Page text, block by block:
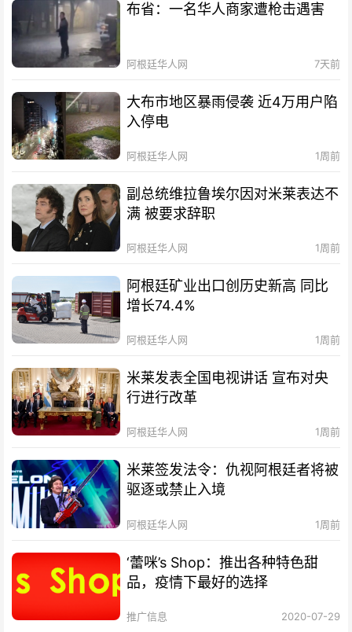
布省：一名华人商家遭枪击遇害
阿根廷华人网 7天前
大布市地区暴雨侵袭 近4万用户陷
入停电
阿根廷华人网 1周前
副总统维拉鲁埃尔因对米莱表达不
满 被要求辞职
阿根廷华人网 1周前
阿根廷矿业出口创历史新高 同比
增长74.4%
阿根廷华人网 1周前
米莱发表全国电视讲话 宣布对央
行进行改革
阿根廷华人网 1周前
米莱签发法令：仇视阿根廷者将被
驱逐或禁止入境
阿根廷华人网 1周前
‘蕾咪’s Shop：推出各种特色甜
品，疫情下最好的选择
推广信息 2020-07-29